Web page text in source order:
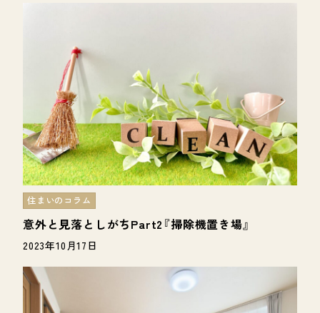
意外と見落としがちPart2『掃除機置き場』
住まいのコラム
2023年10月17日